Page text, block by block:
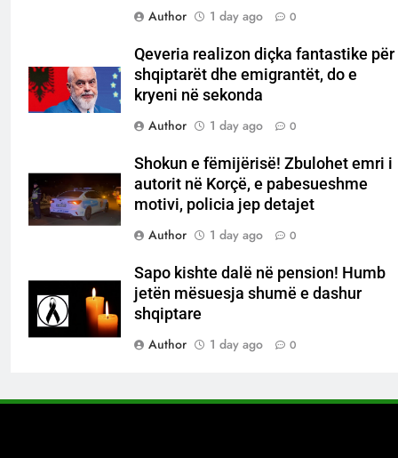
Author
1 day ago 0
Qeveria realizon diçka fantastike për
shqiptarët dhe emigrantët, do e
kryeni në sekonda
Author
1 day ago 0
Shokun e fëmijërisë! Zbulohet emri i
autorit në Korçë, e pabesueshme
motivi, policia jep detajet
Author
1 day ago 0
Sapo kishte dalë në pension! Humb
jetën mësuesja shumë e dashur
shqiptare
Author
1 day ago 0